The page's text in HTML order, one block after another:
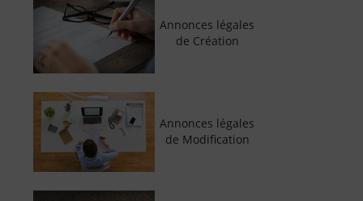
Annonces légales
de Création
Annonces légales
de Modification